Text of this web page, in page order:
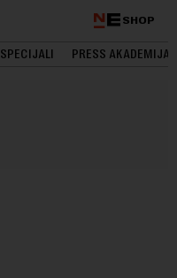
SHOP
SPECIJALI PRESS AKADEMIJA